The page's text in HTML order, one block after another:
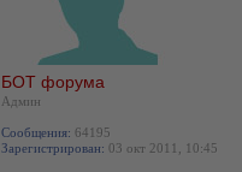
БОТ форума
Админ
Сообщения: 64195
Зарегистрирован: 03 окт 2011, 10:45